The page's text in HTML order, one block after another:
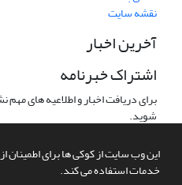
این وب سایت از کوکی ها برای اطمینان
خدمات استفاده می کند.
نقشه سایت
آخرین اخبار
اشتراک خبرنامه
برای دریافت اخبار و اطلاعیه های
شوید.